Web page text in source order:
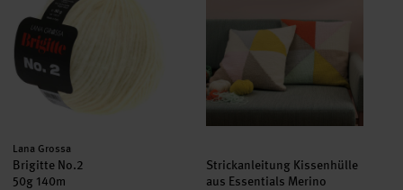
Hersteller:
Lana Grossa
Brigitte No.2
50g 140m
Strickanleitung Kissenhülle
aus Essentials Merino